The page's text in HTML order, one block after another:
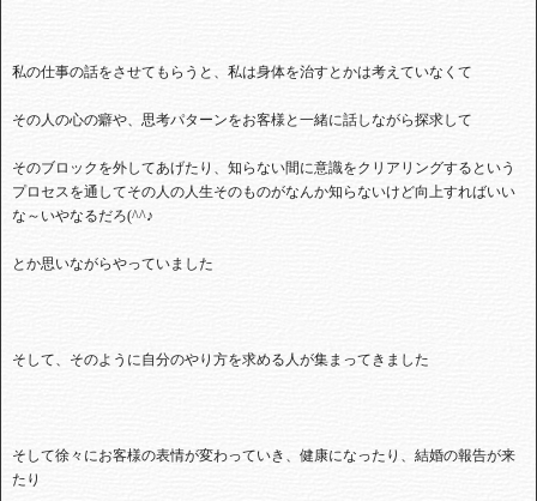
私の仕事の話をさせてもらうと、私は身体を治すとかは考えていなくて
その人の心の癖や、思考パターンをお客様と一緒に話しながら探求して
そのブロックを外してあげたり、知らない間に意識をクリアリングするという
プロセスを通してその人の人生そのものがなんか知らないけど向上すればいい
な～いやなるだろ(^^♪
とか思いながらやっていました
そして、そのように自分のやり方を求める人が集まってきました
そして徐々にお客様の表情が変わっていき、健康になったり、結婚の報告が来
たり